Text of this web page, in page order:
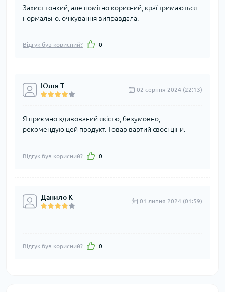
Захист тонкий, але помітно корисний, краї тримаються
нормально. очікування виправдала.
Відгук був корисний? 0
Юлія Т 02 серпня 2024 (22:13)
Я приємно здивований якістю, безумовно,
рекомендую цей продукт. Товар вартий своєї ціни.
Відгук був корисний? 0
Данило К 01 липня 2024 (01:59)
Відгук був корисний? 0